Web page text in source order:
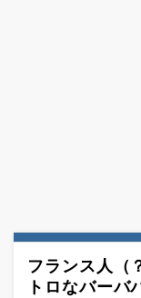
フランス人（
トロなバーバ